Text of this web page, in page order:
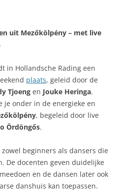
uit Mezőkölpény – met live
in Hollandsche Rading een
plaats, geleid door de
Tjoeng en Jouke Heringa.
je onder in de energieke en
, begeleid door live
Ördöngős.
beginners als dansers die
De docenten geven duidelijke
en de dansen later ook
danshuis kan toepassen.